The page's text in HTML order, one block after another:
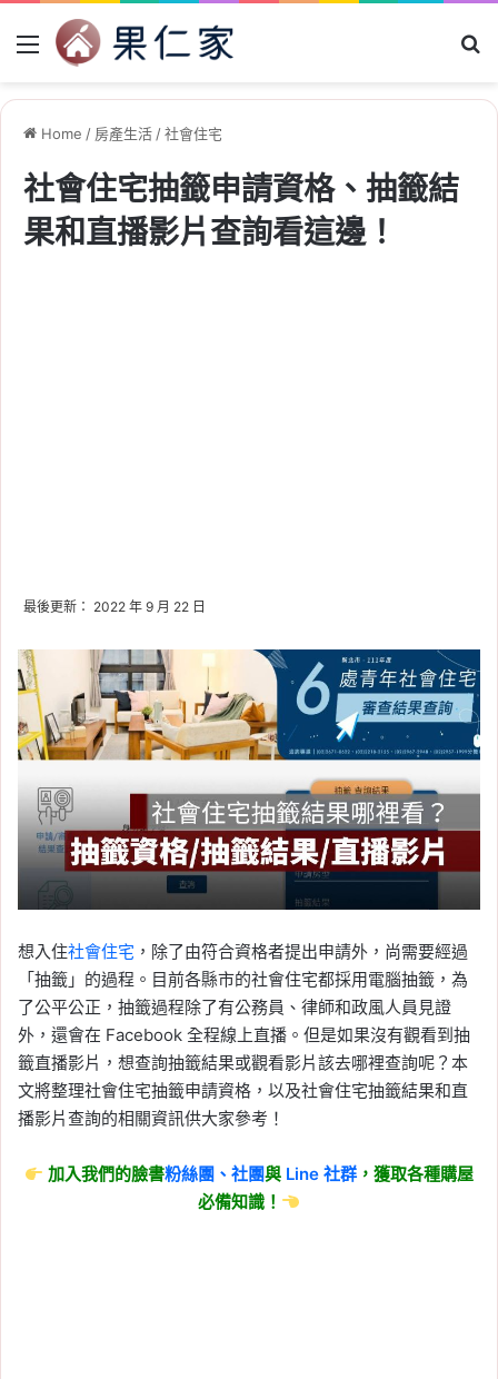
Menu
Home / 房產生活/社會住宅
社會住宅抽籤申請資格、抽籤結
果和直播影片查詢看這邊！
最後更新： 2022 年 9 月 22 日
想入住社會住宅 ，除了由符合資格者提出申請外，尚需要經過
「抽籤」的過程。目前各縣市的社會住宅都採用電腦抽籤，為
了公平公正，抽籤過程除了有公務員、律師和政風人員見證
外，還會在 Facebook 全程線上直播。但是如果沒有觀看到抽
籤直播影片，想查詢抽籤結果或觀看影片該去哪裡查詢呢？本
文將整理社會住宅抽籤申請資格，以及社會住宅抽籤結果和直
播影片查詢的相關資訊供大家參考！
加入我們的臉書粉絲團、社團與 Line社群 ，獲取各種購屋
必備知識！